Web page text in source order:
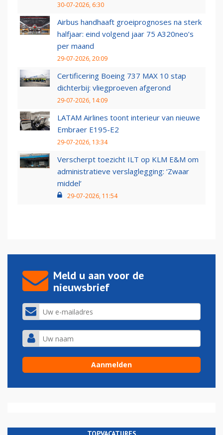
30-07-2026, 6:30
Airbus handhaaft groeiprognoses na sterk
halfjaar: eind volgend jaar 75 A320neo’s
per maand
29-07-2026, 20:09
Certificering Boeing 737 MAX 10 stap
dichterbij: vliegproeven afgerond
29-07-2026, 14:09
LATAM Airlines toont interieur van nieuwe
Embraer E195-E2
29-07-2026, 13:34
Verscherpt toezicht ILT op KLM E&M om
administratieve verslaglegging: ‘Zwaar
middel’
29-07-2026, 11:54
Meld u aan voor de
nieuwsbrief